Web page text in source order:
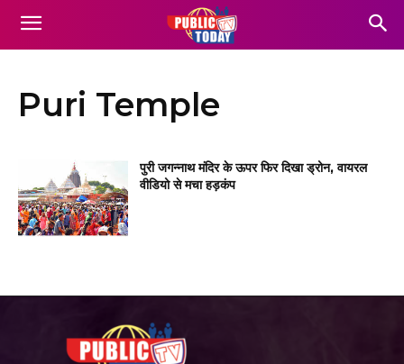
Puri Temple
पुरी जगन्नाथ मंदिर के ऊपर फिर दिखा ड्रोन, वायरल
वीडियो से मचा हड़कंप